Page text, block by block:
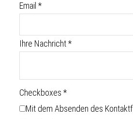
Email *
Ihre Nachricht*
Checkboxes *
Mit dem Absenden des